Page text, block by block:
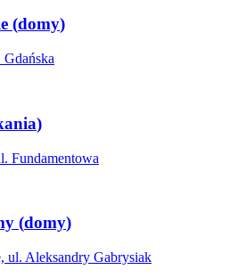
(domy)
)
Fundamentowa
(domy)
ul. Aleksandry Gabrysiak